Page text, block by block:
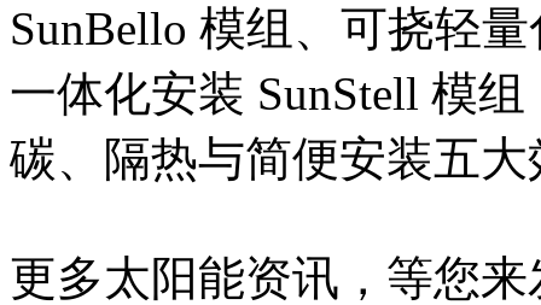
SunBello 模组、可挠轻
一体化安装 SunStell 模
碳、隔热与简便安装五大
更多太阳能资讯，等您